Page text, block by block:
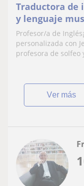
Traductora de
y lenguaje
Profesor/a de
personalizada con
profesora de solfeo
ver más